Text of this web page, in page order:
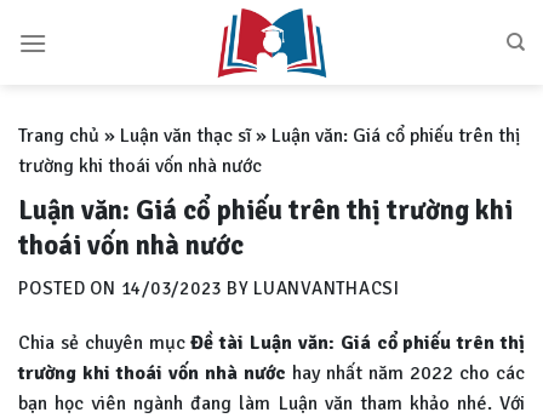
Trang chủ » Luận văn thạc sĩ» Luận văn: Giá cổ phiếu trên thị
trường khi thoái vốn nhà nước
Luận văn: Giá cổ phiếu trên thị trường khi
thoái vốn nhà nước
POSTED ON 14/03/2023 BY LUANVANTHACSI
Chia sẻ chuyên mụcĐề tài Luận văn: Giá cổ phiếu trên thị
trường khi thoái vốn nhà nước hay nhất năm 2022 cho các
bạn học viên ngành đang làm Luận văn tham khảo nhé. Với